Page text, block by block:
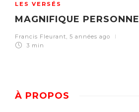
LES VERSÉS
MAGNIFIQUE PERSONNE
Francis Fleurant, 5 années ago
3 min
À PROPOS